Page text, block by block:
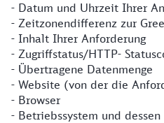
- Datum und Uhrzeit Ihrer
- Zeitzonendifferenz zur
- Inhalt Ihrer Anforderung
- Zugriffstatus/HTTP-
- Übertragene Datenmenge
- Website (von der die
- Browser
- Betriebssystem und